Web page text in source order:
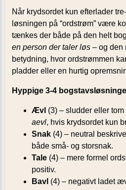
Når krydsordet kun efterlader
løsningen på “ordstrøm” være
tænkes der både på den helt
en person der taler løs – og den
betydning, hvor ordstrømmen
pladder eller en hurtig
Hyppige 3-4
Ævl (3) – sludder eller
aevl, hvis krydsordet kun
Snak (4) – neutral
både små- og storsnak.
Tale (4) – mere formel
positiv.
Bavl (4) – negativt ladet